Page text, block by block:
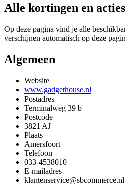
Alle kortingen en acties
Op deze pagina vind je alle
verschijnen automatisch op deze
Algemeen
Website
www.gadgethouse.nl
Postadres
Terminalweg 39 b
Postcode
3821 AJ
Plaats
Amersfoort
Telefoon
033-4538010
E-mailadres
klantenservice@sbcommerce.nl